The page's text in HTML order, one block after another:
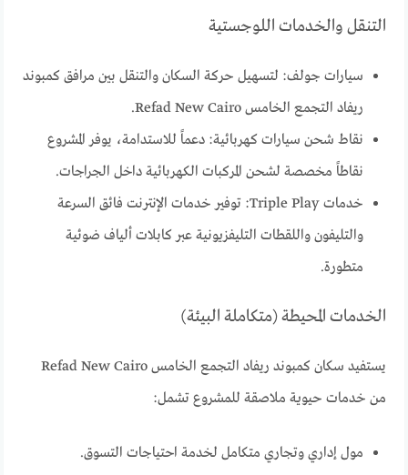
التنقل والخدمات اللوجستية
سيارات جولف: لتسهيل حركة السكان والتنقل بين مرافق كمبوند
ريفاد التجمع الخامس Refad New Cairo.
نقاط شحن سيارات كهربائية: دعماً للاستدامة، يوفر المشروع
نقاطاً مخصصة لشحن المركبات الكهربائية داخل الجراجات.
خدمات Triple Play: توفير خدمات الإنترنت فائق السرعة
والتليفون واللقطات التليفزيونية عبر كابلات ألياف ضوئية
متطورة.
الخدمات المحيطة (متكاملة البيئة)
يستفيد سكان كمبوند ريفاد التجمع الخامس Refad New Cairo
من خدمات حيوية ملاصقة للمشروع تشمل:
مول إداري وتجاري متكامل لخدمة احتياجات التسوق.